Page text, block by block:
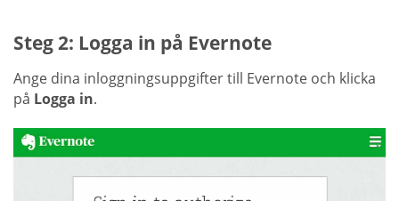
Steg 2: Logga in på Evernote
Ange dina inloggningsuppgifter till Evernote och klicka
på Logga in.